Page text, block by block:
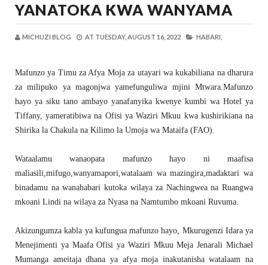
YANATOKA KWA WANYAMA
MICHUZI BLOG AT TUESDAY, AUGUST 16, 2022 HABARI,
Mafunzo ya Timu za Afya Moja za utayari wa kukabiliana na dharura
za milipuko ya magonjwa yamefunguliwa mjini Mtwara.Mafunzo
hayo ya siku tano ambayo yanafanyika kwenye kumbi wa Hotel ya
Tiffany, yameratibiwa na Ofisi ya Waziri Mkuu kwa kushirikiana na
Shirika la Chakula na Kilimo la Umoja wa Mataifa (FAO).
Wataalamu wanaopata mafunzo hayo ni maafisa
maliasili,mifugo,wanyamapori,watalaam wa mazingira,madaktari wa
binadamu na wanahabari kutoka wilaya za Nachingwea na Ruangwa
mkoani Lindi na wilaya za Nyasa na Namtumbo mkoani Ruvuma.
Akizungumza kabla ya kufungua mafunzo hayo, Mkurugenzi Idara ya
Menejimenti ya Maafa Ofisi ya Waziri Mkuu Meja Jenarali Michael
Mumanga ameitaja dhana ya afya moja inakutanisha watalaam na